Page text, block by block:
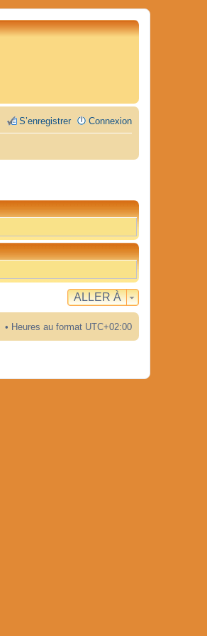
Connexion
S’enregistrer
ALLER À
Heures au format UTC+02:00